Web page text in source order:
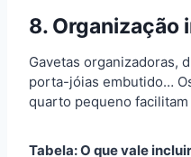
8. Organização
Gavetas organizadoras,
porta-jóias embutido…
quarto pequeno facilitam
Tabela: O que vale